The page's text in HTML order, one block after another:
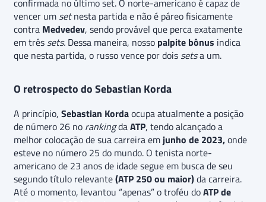
confirmada no último set. O norte-americano é capaz de
vencer um setnesta partida e não é páreo fisicamente
contra Medvedev, sendo provável que perca exatamente
em três sets. Dessa maneira, nosso palpite bônus indica
que nesta partida, o russo vence por dois setsa um.
O retrospecto do Sebastian Korda
A princípio, Sebastian Kordaocupa atualmente a posição
de número 26 no rankingdaATP, tendo alcançado a
melhor colocação de sua carreira em junho de 2023,onde
esteve no número 25 do mundo. O tenista norte-
americano de 23 anos de idade segue em busca de seu
segundo título relevante(ATP 250 ou maior)da carreira.
Até o momento, levantou “apenas” o troféu doATP de